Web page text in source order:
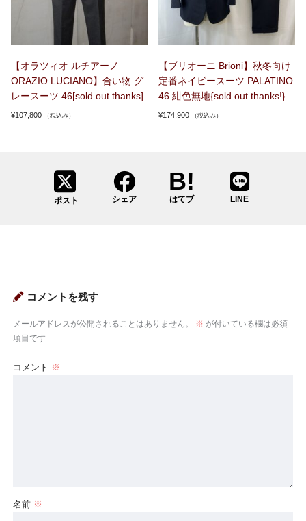
【オラツィオ ルチアーノ
ORAZIO LUCIANO】合い物 グ
レースーツ 46[sold out thanks]
¥107,800 （税込み）
【ブリオーニ Brioni】秋冬向け
定番ネイビースーツ PALATINO
46 紺色無地{sold out thanks!}
¥174,900 （税込み）
ポスト シェア はてブ LINE
コメントを残す
メールアドレスが公開されることはありません。 ※ が付いている欄は必須
項目です
コメント ※
名前 ※